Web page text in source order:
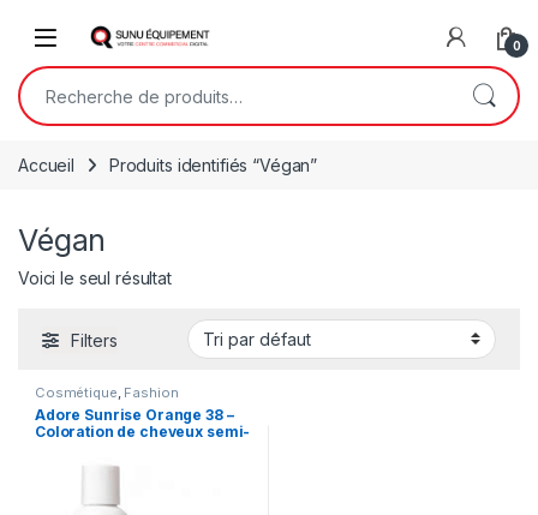
Open 0
Recherche pour :
Accueil Produits identifiés “Végan”
Végan
Voici le seul résultat
Filters
Cosmétique, Fashion
Adore Sunrise Orange 38 –
Coloration de cheveux semi-